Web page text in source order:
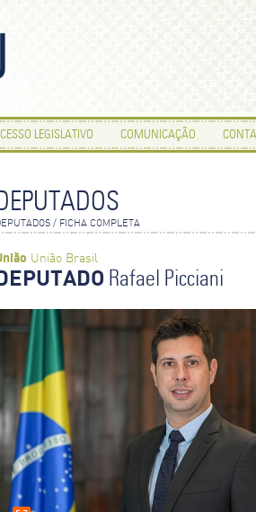
LEGISLATIVO COMUNICAÇÃO
/ FICHA COMPLETA
União Brasil
Rafael Picciani